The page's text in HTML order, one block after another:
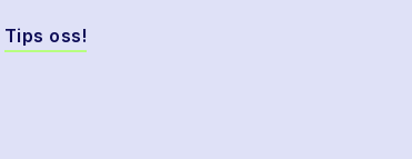
Tips oss!